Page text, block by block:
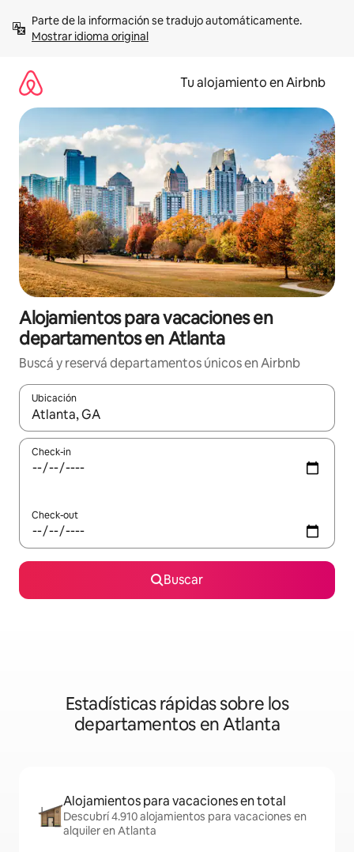
contenidoMostrar idioma original
Tu alojamiento en Airbnb
Alojamientos para vacaciones en
departamentos en Atlanta
Buscá y reservá departamentos únicos en Airbnb
Ubicación
Cuando los resultados estén disponibles, navegá con las
Check-in
Check-out
Buscar
Estadísticas rápidas sobre los
departamentos en Atlanta
Alojamientos para vacaciones en total
Descubrí 4.910 alojamientos para vacaciones en
alquiler en Atlanta